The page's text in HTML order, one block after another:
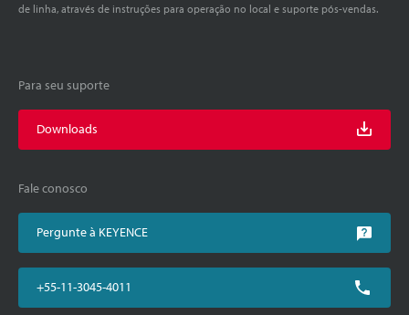
de linha, através de instruções para operação no local e suporte pós-vendas.
Para seu suporte
Downloads
Fale conosco
Pergunte à KEYENCE
+55-11-3045-4011